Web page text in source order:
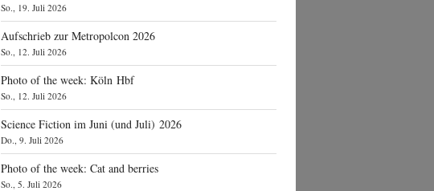
So., 19. Juli 2026
Aufschrieb zur Metropolcon 2026
So., 12. Juli 2026
Photo of the week: Köln Hbf
So., 12. Juli 2026
Science Fiction im Juni (und Juli) 2026
Do., 9. Juli 2026
Photo of the week: Cat and berries
So., 5. Juli 2026